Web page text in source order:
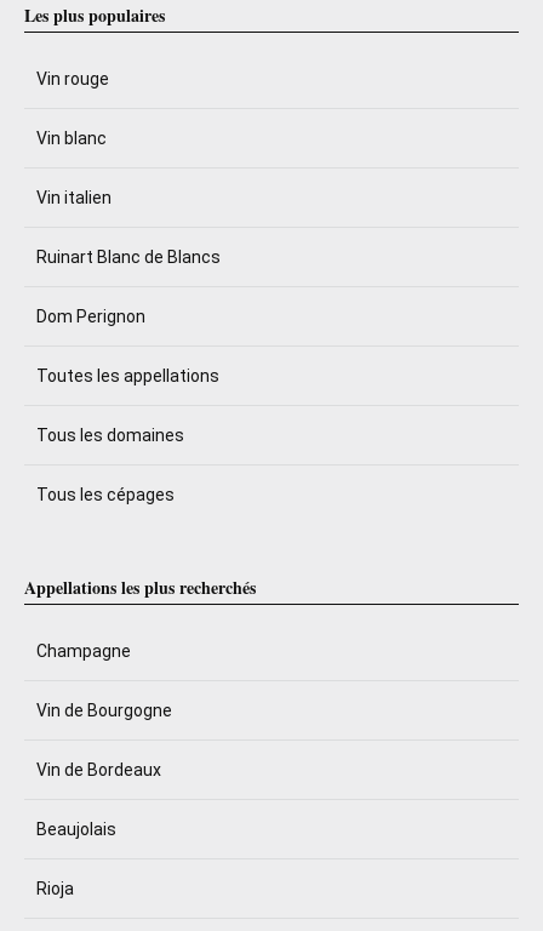
Les plus populaires
Vin rouge
Vin blanc
Vin italien
Ruinart Blanc de Blancs
Dom Perignon
Toutes les appellations
Tous les domaines
Tous les cépages
Appellations les plus recherchés
Champagne
Vin de Bourgogne
Vin de Bordeaux
Beaujolais
Rioja